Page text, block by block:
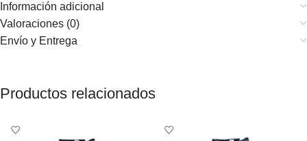
Información adicional
Valoraciones (0)
Envío y Entrega
Productos relacionados